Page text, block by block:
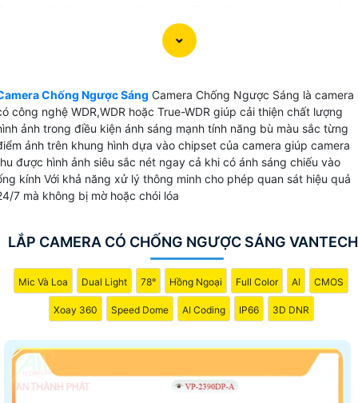
việc ghi hình chất lượng cao ngay cả khi đối tượng ở
ánh sáng mạnh . Với thông số WDR,WDR hoặc True-
hay cửa hàng, để luôn đảm bảo thu video rõ ràng và
tiết.
Chống Ngược Sáng Camera Chống Ngược Sáng là camera
công nghệ WDR,WDR hoặc True-WDR giúp cải thiện chất lượng
ảnh trong điều kiện ánh sáng mạnh tính năng bù màu sắc từng
ảnh trên khung hình dựa vào chipset của camera giúp camera
được hình ảnh siêu sắc nét ngay cả khi có ánh sáng chiếu vào
kính Với khả năng xử lý thông minh cho phép quan sát hiệu quả
7 mà không bị mờ hoặc chói lóa
LẮP CAMERA CÓ CHỐNG NGƯỢC SÁNG VANTECH
Mic Và Loa Dual Light 78° Hồng Ngoại Full Color AI CMOS
Xoay 360 Speed Dome AI Coding IP66 3D DNR